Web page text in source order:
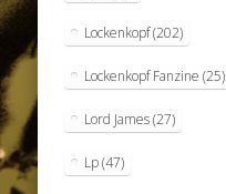
Lockenkopf(202)
Lockenkopf Fanzine (25)
Lord James(27)
Lp(47)